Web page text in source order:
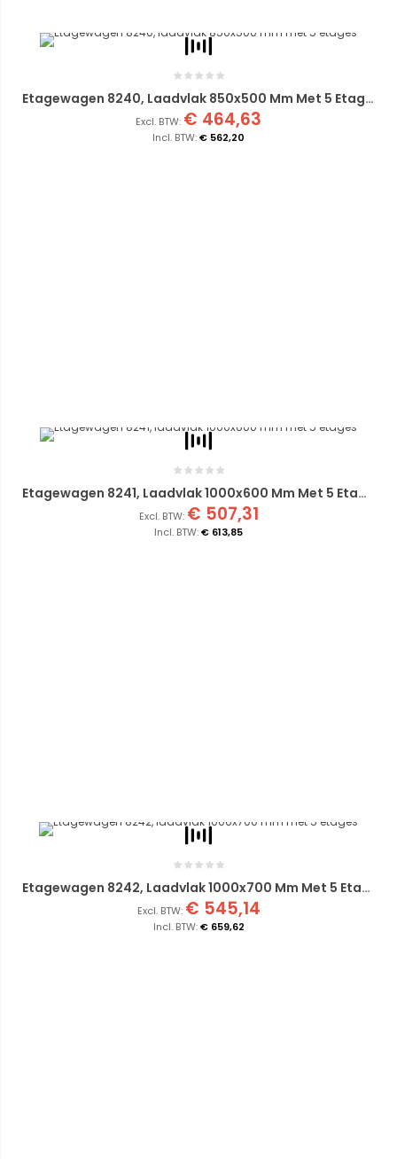
Etagewagen 8240, Laadvlak 850x500 Mm Met 5 Etages
€ 562,20
€ 464,63
Etagewagen 8241, Laadvlak 1000x600 Mm Met 5 Etages
€ 613,85
€ 507,31
Etagewagen 8242, Laadvlak 1000x700 Mm Met 5 Etages
€ 659,62
€ 545,14